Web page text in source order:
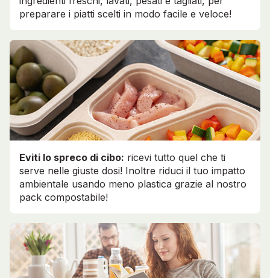
preparare i piatti scelti in modo facile e veloce!
Eviti lo spreco di cibo: ricevi tutto quel che ti
serve nelle giuste dosi! Inoltre riduci il tuo impatto
ambientale usando meno plastica grazie al nostro
pack compostabile!